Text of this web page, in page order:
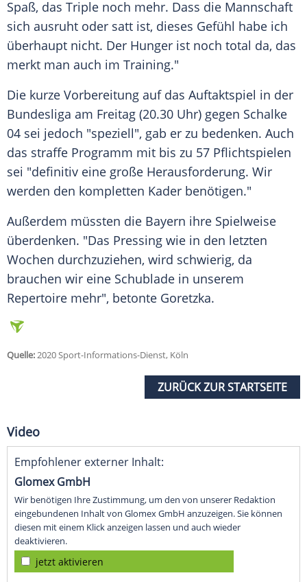
Spaß, das Triple noch mehr. Dass die Mannschaft
sich ausruht oder satt ist, dieses Gefühl habe ich
überhaupt nicht. Der Hunger ist noch total da, das
merkt man auch im Training."
Die kurze Vorbereitung auf das Auftaktspiel in der
Bundesliga am Freitag (20.30 Uhr) gegen Schalke
04 sei jedoch "speziell", gab er zu bedenken. Auch
das straffe Programm mit bis zu 57 Pflichtspielen
sei "definitiv eine große Herausforderung. Wir
werden den kompletten Kader benötigen."
Außerdem müssten die Bayern ihre Spielweise
überdenken. "Das Pressing wie in den letzten
Wochen durchzuziehen, wird schwierig, da
brauchen wir eine Schublade in unserem
Repertoire mehr", betonte Goretzka.
Quelle:2020 Sport-Informations-Dienst, Köln
ZURÜCK ZUR STARTSEITE
Video
Empfohlener externer Inhalt:
Glomex GmbH
Wir benötigen Ihre Zustimmung, um den von unserer Redaktion
eingebundenen Inhalt von Glomex GmbH anzuzeigen. Sie können
diesen mit einem Klick anzeigen lassen und auch wieder
deaktivieren.
jetzt aktivieren